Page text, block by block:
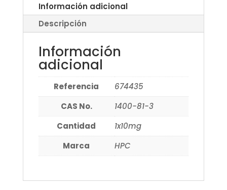
Información adicional
Descripción
Información
adicional
Referencia
674435
CAS No.
1400-81-3
Cantidad
1x10mg
Marca
HPC